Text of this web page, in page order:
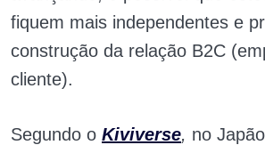
fiquem mais independentes e
construção da relação B2C
cliente).
Segundo o Kiviverse, no